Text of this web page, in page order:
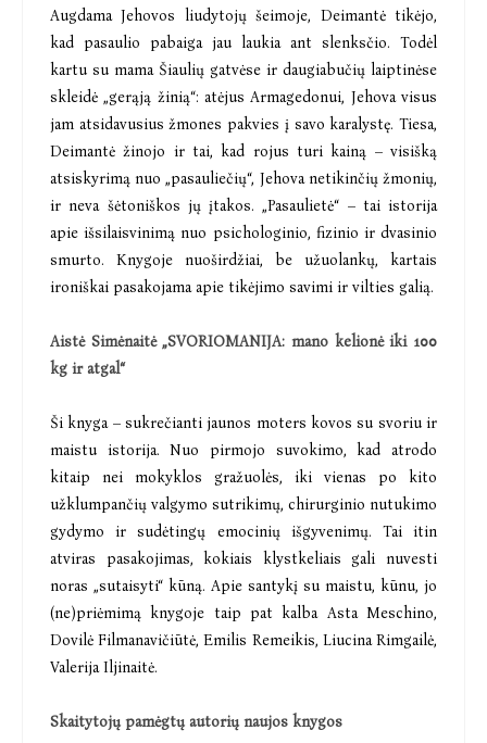
Augdama Jehovos liudytojų šeimoje, Deimantė tikėjo,
kad pasaulio pabaiga jau laukia ant slenksčio. Todėl
kartu su mama Šiaulių gatvėse ir daugiabučių laiptinėse
skleidė „gerąją žinią“: atėjus Armagedonui, Jehova visus
jam atsidavusius žmones pakvies į savo karalystę. Tiesa,
Deimantė žinojo ir tai, kad rojus turi kainą – visišką
atsiskyrimą nuo „pasauliečių“, Jehova netikinčių žmonių,
ir neva šėtoniškos jų įtakos. „Pasaulietė“ – tai istorija
apie išsilaisvinimą nuo psichologinio, fizinio ir dvasinio
smurto. Knygoje nuoširdžiai, be užuolankų, kartais
ironiškai pasakojama apie tikėjimo savimi ir vilties galią.
Aistė Simėnaitė „SVORIOMANIJA: mano kelionė iki 100
kg ir atgal“
Ši knyga – sukrečianti jaunos moters kovos su svoriu ir
maistu istorija. Nuo pirmojo suvokimo, kad atrodo
kitaip nei mokyklos gražuolės, iki vienas po kito
užklumpančių valgymo sutrikimų, chirurginio nutukimo
gydymo ir sudėtingų emocinių išgyvenimų. Tai itin
atviras pasakojimas, kokiais klystkeliais gali nuvesti
noras „sutaisyti“ kūną. Apie santykį su maistu, kūnu, jo
(ne)priėmimą knygoje taip pat kalba Asta Meschino,
Dovilė Filmanavičiūtė, Emilis Remeikis, Liucina Rimgailė,
Valerija Iljinaitė.
Skaitytojų pamėgtų autorių naujos knygos